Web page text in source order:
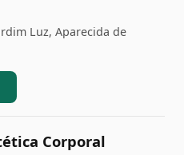
Luz, Aparecida de
Corporal